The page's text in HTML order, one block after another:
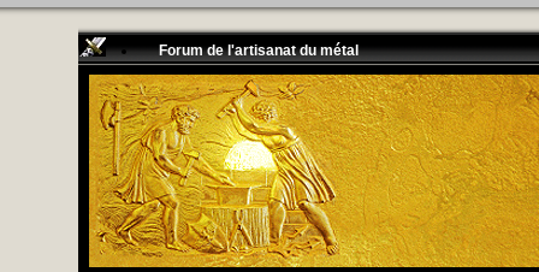
Forum de l'artisanat du métal